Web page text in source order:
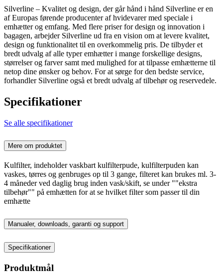
Silverline – Kvalitet og design, der går hånd i hånd Silverline er en
af Europas førende producenter af hvidevarer med speciale i
emhætter og emfang. Med flere priser for design og innovation i
bagagen, arbejder Silverline ud fra en vision om at levere kvalitet,
design og funktionalitet til en overkommelig pris. De tilbyder et
bredt udvalg af alle typer emhætter i mange forskellige designs,
størrelser og farver samt med mulighed for at tilpasse emhætterne til
netop dine ønsker og behov. For at sørge for den bedste service,
forhandler Silverline også et bredt udvalg af tilbehør og reservedele.
Specifikationer
Se alle specifikationer
Mere om produktet
Kulfilter, indeholder vaskbart kulfilterpude, kulfilterpuden kan
vaskes, tørres og genbruges op til 3 gange, filteret kan brukes ml. 3-
4 måneder ved daglig brug inden vask/skift, se under ""ekstra
tilbehør"" på emhætten for at se hvilket filter som passer til din
emhætte
Manualer, downloads, garanti og support
Specifikationer
Produktmål